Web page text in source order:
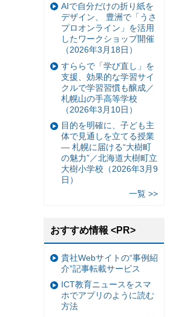
AIで自分だけの折り紙を
デザイン、 豊洲で「うさ
プロオンライン」を活用
したワークショップ開催
（2026年3月18日）
すららで「学び直し」を
支援、効果的な学習サイ
クルで学習習慣も醸成／
札幌山の手高等学校
（2026年3月10日）
目的を明確に、子ども主
体で見通しを立てる授業
— 札幌に届ける“大樹町
の魅力”／北海道大樹町立
大樹小学校（2026年3月9
日）
一覧 >>
おすすめ情報 <PR>
貴社Webサイトの“事例紹
介”記事転載サービス
ICT教育ニュースをスマ
ホでアプリのように読む
方法